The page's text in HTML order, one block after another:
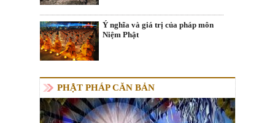
Ý nghĩa và giá trị của pháp môn
Niệm Phật
PHẬT PHÁP CĂN BẢN